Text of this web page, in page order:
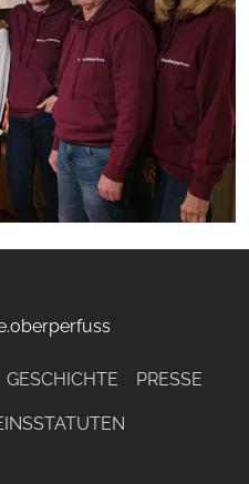
GESCHICHTE PRESSE